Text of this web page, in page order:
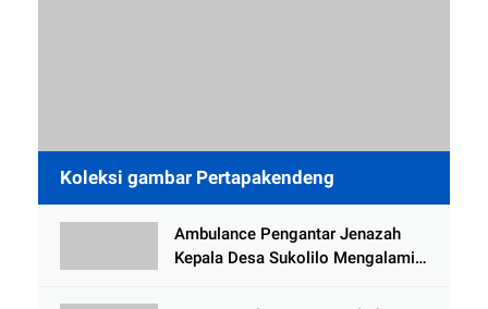
Koleksi gambar Pertapakendeng
Ambulance Pengantar Jenazah
Kepala Desa Sukolilo Mengalami